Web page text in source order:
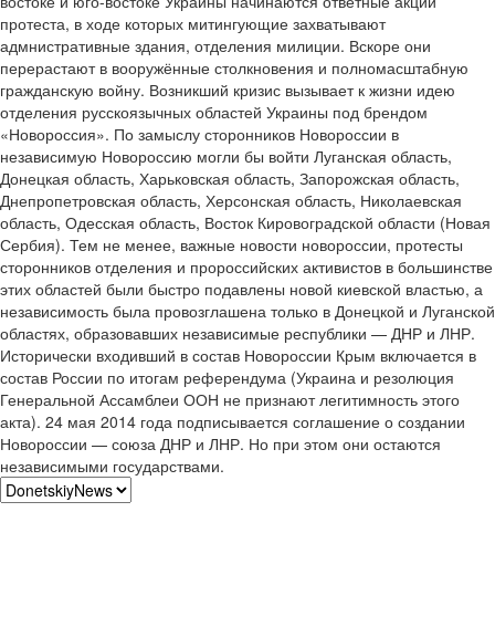
протеста, в ходе которых митингующие захватывают
адмнистративные здания, отделения милиции. Вскоре они
перерастают в вооружённые столкновения и полномасштабную
гражданскую войну. Возникший кризис вызывает к жизни идею
отделения русскоязычных областей Украины под брендом
«Новороссия». По замыслу сторонников Новороссии в
независимую Новороссию могли бы войти Луганская область,
Донецкая область, Харьковская область, Запорожская область,
Днепропетровская область, Херсонская область, Николаевская
область, Одесская область, Восток Кировоградской области (Новая
Сербия). Тем не менее, важные новости новороссии, протесты
сторонников отделения и пророссийских активистов в большинстве
этих областей были быстро подавлены новой киевской властью, а
независимость была провозглашена только в Донецкой и Луганской
областях, образовавших независимые республики — ДНР и ЛНР.
Исторически входивший в состав Новороссии Крым включается в
состав России по итогам референдума (Украина и резолюция
Генеральной Ассамблеи ООН не признают легитимность этого
акта). 24 мая 2014 года подписывается соглашение о создании
Новороссии — союза ДНР и ЛНР. Но при этом они остаются
независимыми государствами.